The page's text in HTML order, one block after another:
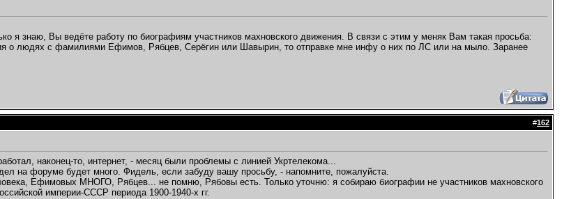
я знаю, Вы ведёте работу по биографиям участников махновского движения. В связи с этим у меняк Вам такая просьба:
о людях с фамилиями Ефимов, Рябцев, Серёгин или Шавырин, то отправке мне инфу о них по ЛС или на мыло. Заранее
#162
наконец-то, интернет, - месяц были проблемы с линией Укртелекома...
на форуме будет много. Фидель, если забуду вашу просьбу, - напомните, пожалуйста.
Ефимовых МНОГО, Рябцев... не помню, Рябовы есть. Только уточню: я собираю биографии не участников махновского
империи-СССР периода 1900-1940-х гг.